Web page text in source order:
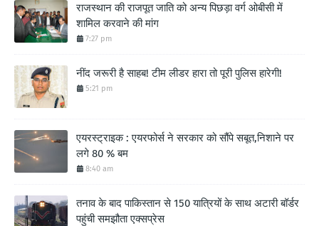
राजस्थान की राजपूत जाति को अन्य पिछड़ा वर्ग ओबीसी में
शामिल करवाने की मांग
7:27 pm
नींद जरूरी है साहब! टीम लीडर हारा तो पूरी पुलिस हारेगी!
5:21 pm
एयरस्ट्राइक : एयरफोर्स ने सरकार को सौंपे सबूत,निशाने पर
लगे 80 % बम
8:40 am
तनाव के बाद पाकिस्तान से 150 यात्रियों के साथ अटारी बॉर्डर
पहुंची समझौता एक्सप्रेस